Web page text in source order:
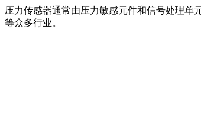
压力传感器通常由压力敏感元件和信号处理单
等众多行业。